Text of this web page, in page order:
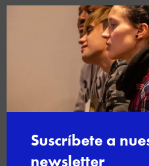

Informática,
inteligencia artificial
dentro de los
Formación en